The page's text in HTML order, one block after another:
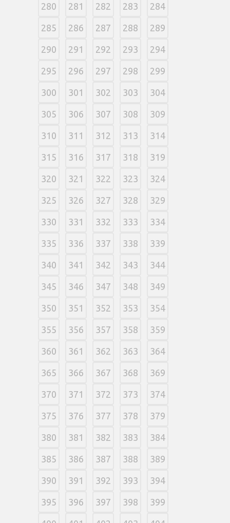
280 281 282 283 284
285 286 287 288 289
290 291 292 293 294
295 296 297 298 299
300 301 302 303 304
305 306 307 308 309
310 311 312 313 314
315 316 317 318 319
320 321 322 323 324
325 326 327 328 329
330 331 332 333 334
335 336 337 338 339
340 341 342 343 344
345 346 347 348 349
350 351 352 353 354
355 356 357 358 359
360 361 362 363 364
365 366 367 368 369
370 371 372 373 374
375 376 377 378 379
380 381 382 383 384
385 386 387 388 389
390 391 392 393 394
395 396 397 398 399